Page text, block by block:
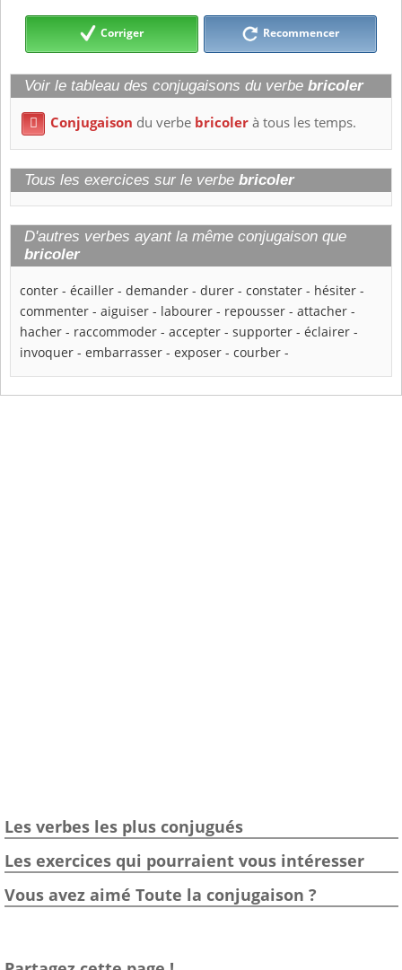
Corriger Recommencer
Voir le tableau des conjugaisons du verbe bricoler
 Conjugaison du verbe bricolerà tous les temps.
Tous les exercices sur le verbe bricoler
D'autres verbes ayant la même conjugaison que
bricoler
conter - écailler - demander - durer - constater - hésiter -
commenter - aiguiser - labourer - repousser - attacher -
hacher - raccommoder - accepter - supporter - éclairer -
invoquer - embarrasser - exposer - courber -
Les verbes les plus conjugués
Les exercices qui pourraient vous intéresser
Vous avez aimé Toute la conjugaison ?